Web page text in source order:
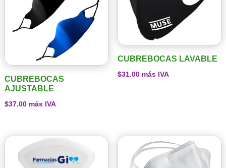
CUBREBOCAS
AJUSTABLE
$37.00más IVA
CUBREBOCAS LAVABLE
$31.00más IVA